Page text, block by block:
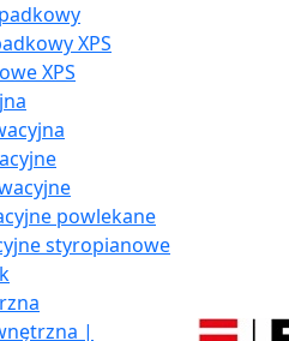
XPS
XPS
powlekane
styropianowe
|